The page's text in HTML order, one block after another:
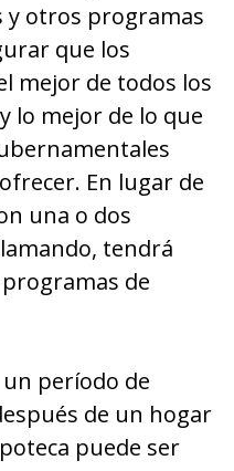
y otros programas
que los
mejor de todos los
lo mejor de lo que
En lugar de
una o dos
tendrá
de
período de
de un hogar
puede ser